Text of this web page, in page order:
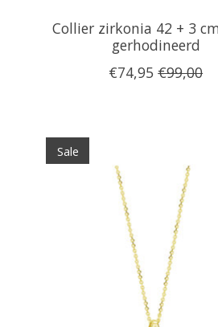
Collier zirkonia 42 + 3
gerhodineerd
€74,95 €99,00
Sale